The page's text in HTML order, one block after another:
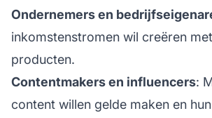
Ondernemers en
inkomstenstromen wil creëren
producten.
Contentmakers en influencers:
content willen gelde maken en